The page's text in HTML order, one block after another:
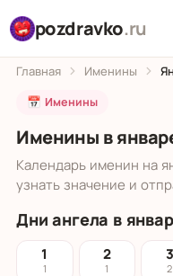
pozdravko.ru
Главная Именины
📅 Именины
Именины в
Календарь именин на
узнать значение и
Дни ангела в
1
1
2
1
3
2